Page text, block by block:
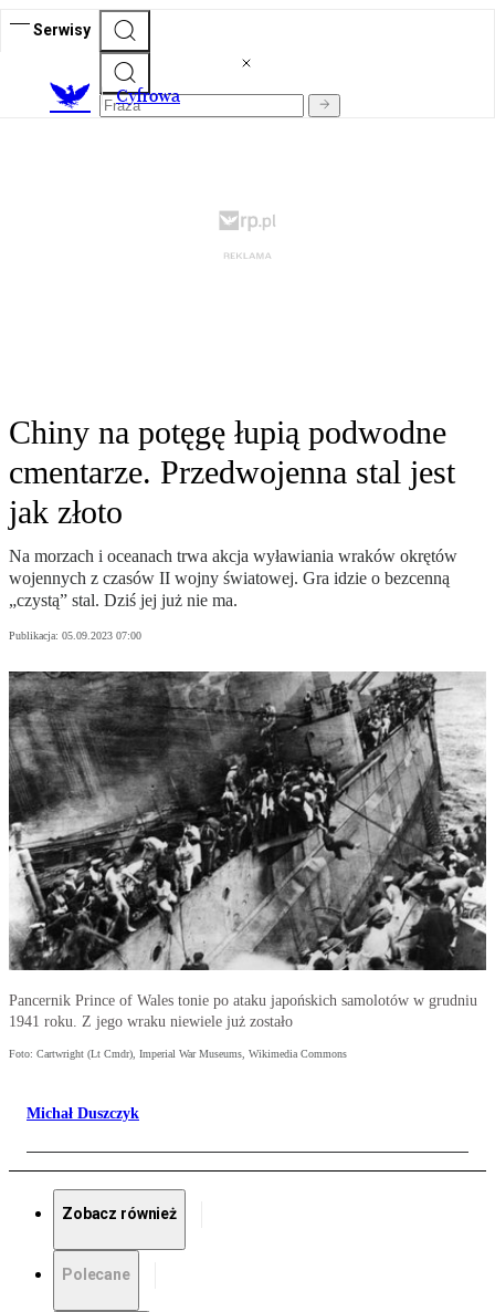
Serwisy
Cyfrowa
Chiny na potęgę łupią podwodne
cmentarze. Przedwojenna stal jest
jak złoto
Na morzach i oceanach trwa akcja wyławiania wraków okrętów
wojennych z czasów II wojny światowej. Gra idzie o bezcenną
„czystą” stal. Dziś jej już nie ma.
Publikacja: 05.09.2023 07:00
Pancernik Prince of Wales tonie po ataku japońskich samolotów w grudniu
1941 roku. Z jego wraku niewiele już zostało
Foto: Cartwright (Lt Cmdr), Imperial War Museums, Wikimedia Commons
Michał Duszczyk
Zobacz również
Polecane